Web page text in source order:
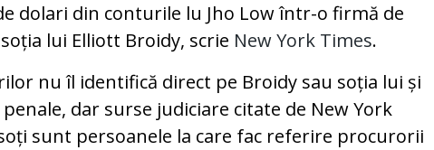
dolari din conturile lu Jho Low într-o firmă de
lui Elliott Broidy, scrie New York Times.
nu îl identifică direct pe Broidy sau soția lui și
dar surse judiciare citate de New York
sunt persoanele la care fac referire procurorii